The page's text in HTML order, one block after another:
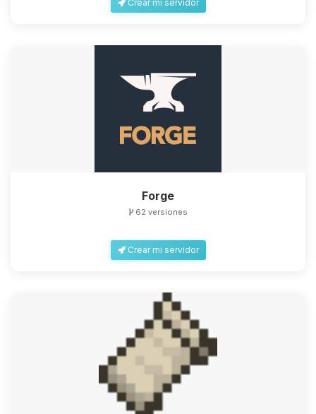
Crear mi servidor
Forge
62 versiones
Crear mi servidor